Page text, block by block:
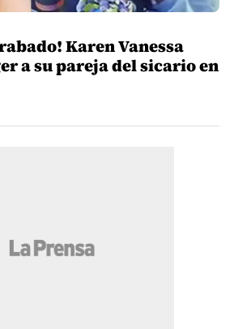
Karen Vanessa
a su pareja del sicario en